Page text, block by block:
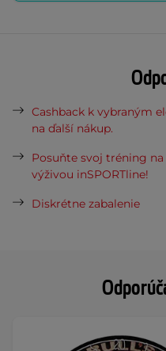
Cashback k vybraným
na ďalší nákup.
Posuňte svoj tréning
výživou inSPORTline!
Diskrétne zabalenie